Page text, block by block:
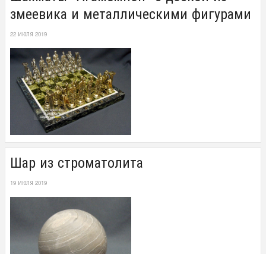
змеевика и металлическими фигурами
22 ИЮЛЯ 2019
Шар из строматолита
19 ИЮЛЯ 2019